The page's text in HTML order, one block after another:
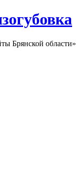
Брянской области»